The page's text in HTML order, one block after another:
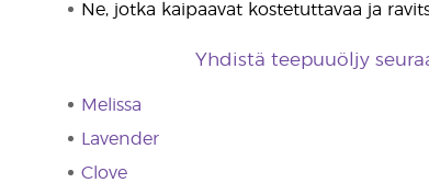
Ne, jotka kaipaavat kostetuttavaa ja
Yhdistä teepuuöljy
Melissa
Lavender
Clove